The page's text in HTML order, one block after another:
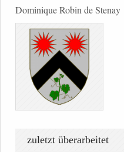
Dominique Robin de Stenay
zuletzt überarbeitet